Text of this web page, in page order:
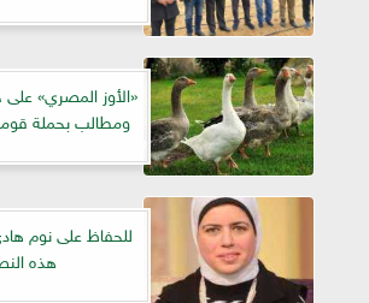
«الأوز المصري»
ومطالب بحملة
للحفاظ على نوم
هذه